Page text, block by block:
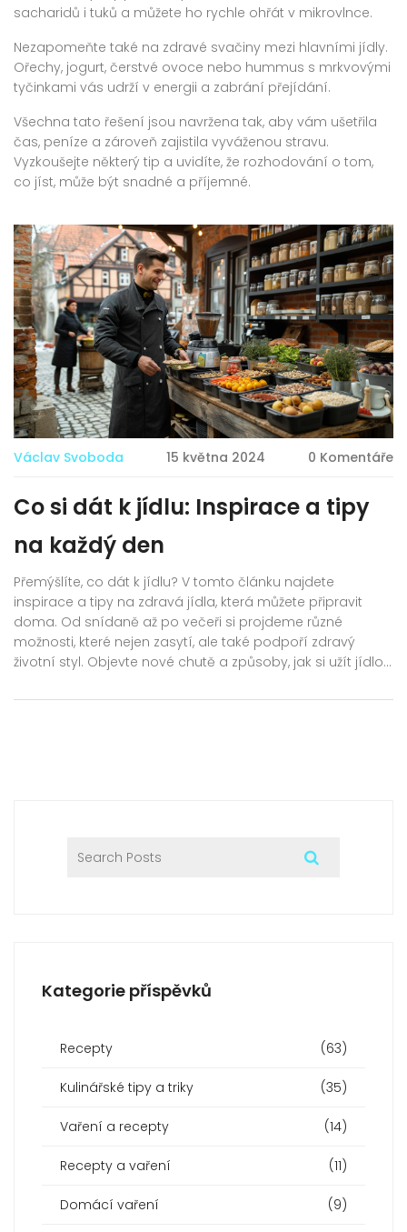
sacharidů i tuků a můžete ho rychle ohřát v mikrovlnce.
Nezapomeňte také na zdravé svačiny mezi hlavními jídly.
Ořechy, jogurt, čerstvé ovoce nebo hummus s mrkvovými
tyčinkami vás udrží v energii a zabrání přejídání.
Všechna tato řešení jsou navržena tak, aby vám ušetřila
čas, peníze a zároveň zajistila vyváženou stravu.
Vyzkoušejte některý tip a uvidíte, že rozhodování o tom,
co jíst, může být snadné a příjemné.
Václav Svoboda 15 května 2024 0 Komentáře
Co si dát k jídlu: Inspirace a tipy
na každý den
Přemýšlíte, co dát k jídlu? V tomto článku najdete
inspirace a tipy na zdravá jídla, která můžete připravit
doma. Od snídaně až po večeři si projdeme různé
možnosti, které nejen zasytí, ale také podpoří zdravý
životní styl. Objevte nové chutě a způsoby, jak si užít jídlo
Kategorie příspěvků
Recepty (63)
Kulinářské tipy a triky (35)
Vaření a recepty (14)
Recepty a vaření (11)
Domácí vaření (9)